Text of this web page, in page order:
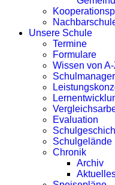
Unsere Schule
Termine
Formulare
Wissen von
Evaluation
Schulgelände
Chronik
Archiv